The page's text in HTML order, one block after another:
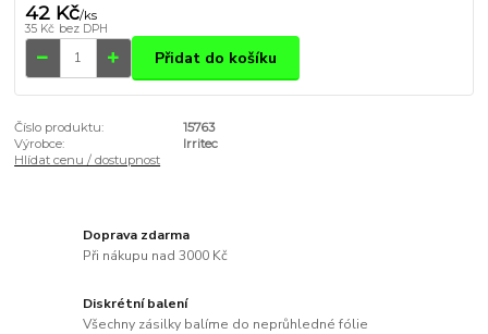
42 Kč/ks
35 Kč bez DPH
Přidat do košíku
Číslo produktu:
15763
Výrobce:
Irritec
Hlídat cenu / dostupnost
Doprava zdarma
Při nákupu nad 3000 Kč
Diskrétní balení
Všechny zásilky balíme do neprůhledné fólie